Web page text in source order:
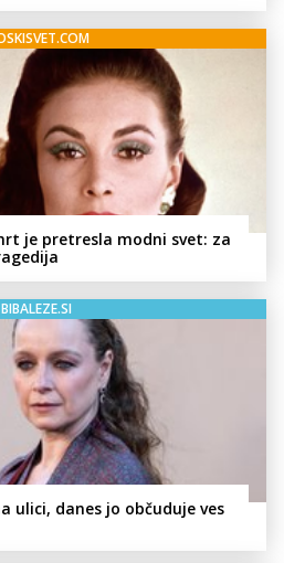
je pretresla modni svet: za
BIBALEZE.SI
ulici, danes jo občuduje ves